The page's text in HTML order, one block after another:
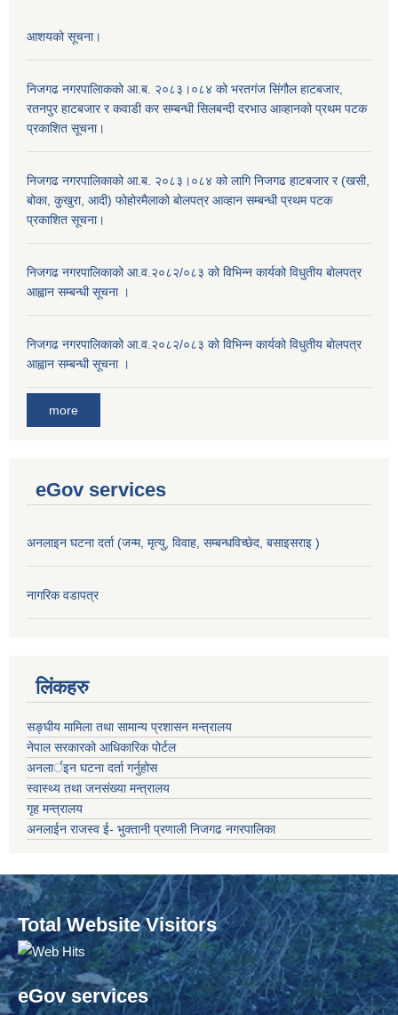
आशयको सूचना।
निजगढ नगरपालिाकको आ.ब. २०८३।०८४ को भरतगंज सिंगौल हाटबजार,
रतनपुर हाटबजार र कवाडी कर सम्बन्धी सिलबन्दी दरभाउ आव्हानको प्रथम पटक
प्रकाशित सूचना।
निजगढ नगरपालिकाको आ.ब. २०८३।०८४ को लागि निजगढ हाटबजार र (खसी,
बोका, कुखुरा, आदी) फोहोरमैलाको बोलपत्र आव्हान सम्बन्धी प्रथम पटक
प्रकाशित सूचना।
निजगढ नगरपालिकाको आ.व.२०८२/०८३ को विभिन्न कार्यको विधुतीय बोलपत्र
आह्वान सम्बन्धी सूचना ।
निजगढ नगरपालिकाको आ.व.२०८२/०८३ को विभिन्न कार्यको विधुतीय बोलपत्र
आह्वान सम्बन्धी सूचना ।
more
eGov services
अनलाइन घटना दर्ता (जन्म, मृत्यु, विवाह, सम्बन्धविच्छेद, बसाइसराइ )
नागरिक वडापत्र
लिंकहरु
सङ्‍घीय मामिला तथा सामान्य प्रशासन मन्त्रालय
नेपाल सरकारको आधिकारिक पोर्टल
अनलार्इन घटना दर्ता गर्नुहोस
स्वास्थ्य तथा जनसंख्या मन्त्रालय
गृह मन्त्रालय
अनलाईन राजस्व ई- भुक्तानी प्रणाली निजगढ नगरपालिका
Total Website Visitors
eGov services